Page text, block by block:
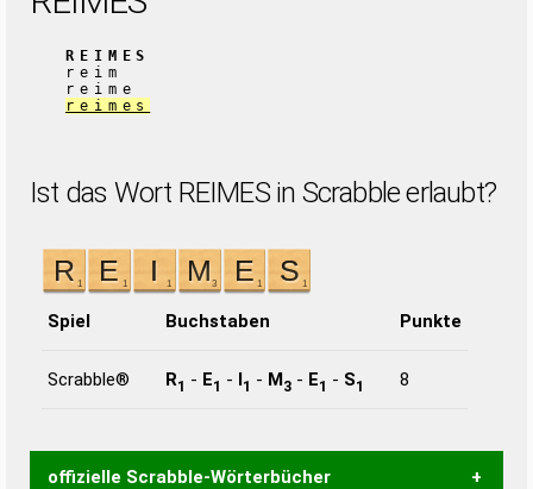
REIMES
reim
reime
reimes
Ist das Wort REIMES in Scrabble erlaubt?
Spiel Buchstaben Punkte
Scrabble® R1 - E1 - I1 - M3 - E1 - S1 8
offizielle Scrabble-Wörterbücher